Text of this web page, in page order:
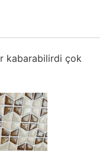
kabarabilirdi çok